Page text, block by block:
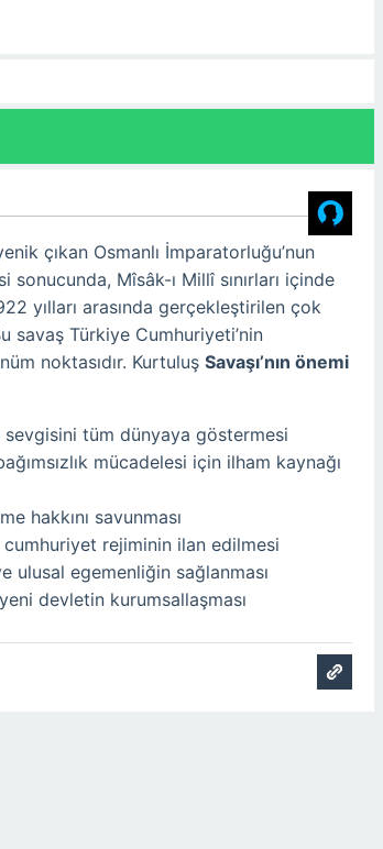
çıkan Osmanlı İmparatorluğu’nun
Mîsâk-ı Millî sınırları içinde
yılları arasında gerçekleştirilen çok
savaş Türkiye Cumhuriyeti’nin
noktasıdır. KurtuluşSavaşı’nın önemi
sevgisini tüm dünyaya göstermesi
mücadelesi için ilham kaynağı
hakkını savunması
cumhuriyet rejiminin ilan edilmesi
ulusal egemenliğin sağlanması
devletin kurumsallaşması